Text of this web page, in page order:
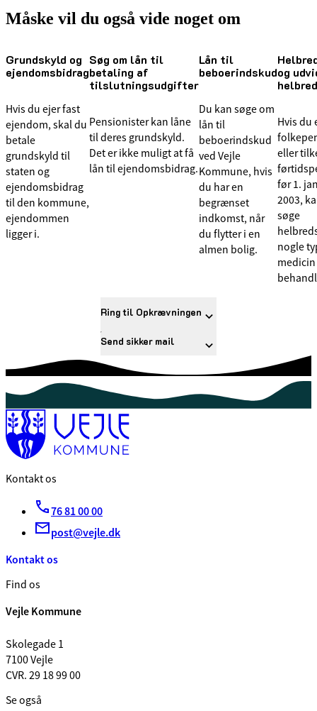
Måske vil du også vide noget om
Grundskyld og
ejendomsbidrag
Hvis du ejer fast
ejendom, skal du
betale
grundskyld til
staten og
ejendomsbidrag
til den kommune,
ejendommen
ligger i.
Søg om lån til
betaling af
tilslutningsudgifter
Pensionister kan låne
til deres grundskyld.
Det er ikke muligt at få
lån til ejendomsbidrag.
Lån til
beboerindskud
Du kan søge om
lån til
beboerindskud
ved Vejle
Kommune, hvis
du har en
begrænset
indkomst, når
du flytter i en
almen bolig.
og
Hvis du
eller
før 1.
2003,
søge
nogle
Ring til Opkrævningen
Send sikker mail
Kontakt os
76 81 00 00
post@vejle.dk
Kontakt os
Find os
Vejle Kommune
Skolegade 1
7100 Vejle
CVR. 29 18 99 00
Se også